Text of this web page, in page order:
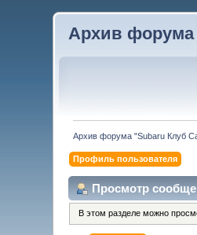
Архив форума
Архив форума "Subaru Клуб
Профиль пользователя
Просмотр
В этом разделе можно